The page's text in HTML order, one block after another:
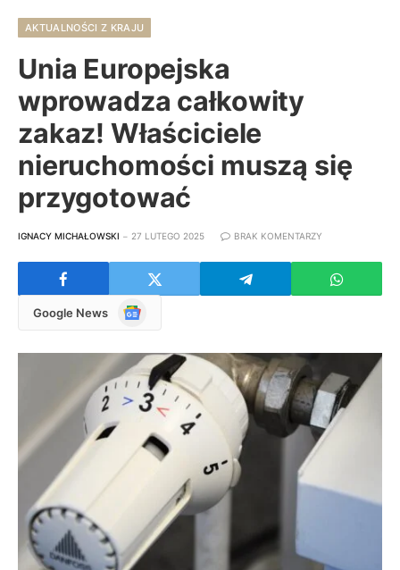
AKTUALNOŚCI Z KRAJU
Unia Europejska
wprowadza całkowity
zakaz! Właściciele
nieruchomości muszą się
przygotować
IGNACY MICHAŁOWSKI 27 LUTEGO 2025 BRAK KOMENTARZY
Google News
Google